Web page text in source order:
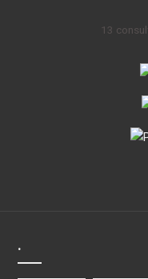
13
.